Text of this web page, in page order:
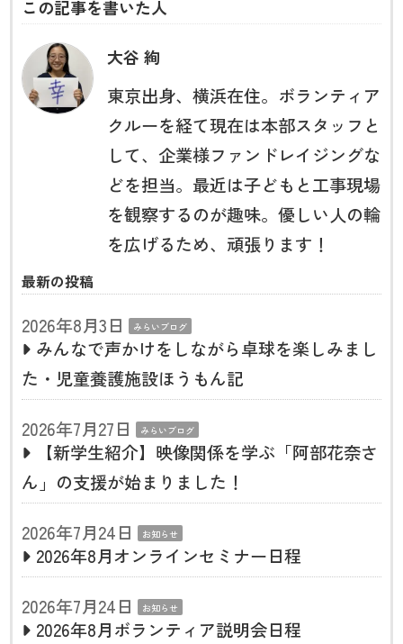
この記事を書いた人
大谷 絢
東京出身、横浜在住。ボランティア
クルーを経て現在は本部スタッフと
して、企業様ファンドレイジングな
どを担当。最近は子どもと工事現場
を観察するのが趣味。優しい人の輪
を広げるため、頑張ります！
最新の投稿
2026年8月3日 みらいブログ
みんなで声かけをしながら卓球を楽しみまし
た・児童養護施設ほうもん記
2026年7月27日
みらいブログ
【新学生紹介】映像関係を学ぶ「阿部花奈さ
ん」の支援が始まりました！
2026年7月24日
お知らせ
2026年8月オンラインセミナー日程
2026年7月24日
お知らせ
2026年8月ボランティア説明会日程